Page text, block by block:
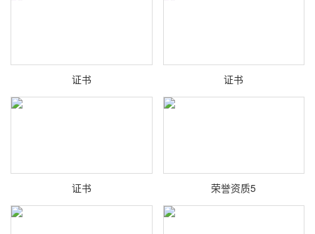
证书 证书
证书 荣誉资质5